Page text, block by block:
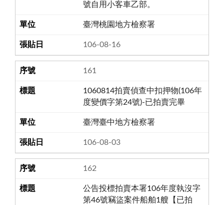
號自用小客車乙部。
臺灣桃園地方檢察署
106-08-16
161
1060814拍賣偵查中扣押物(106年
度變價字第24號)-已拍賣完畢
臺灣臺中地方檢察署
106-08-03
162
公告投標拍賣本署106年度執沒字
第46號竊盜案件船舶1艘【已拍